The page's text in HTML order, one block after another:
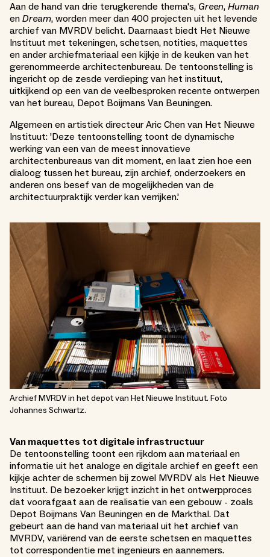
Aan de hand van drie terugkerende thema's, Green, Human
en Dream, worden meer dan 400 projecten uit het levende
archief van MVRDV belicht. Daarnaast biedt Het Nieuwe
Instituut met tekeningen, schetsen, notities, maquettes
en ander archiefmateriaal een kijkje in de keuken van het
gerenommeerde architectenbureau. De tentoonstelling is
ingericht op de zesde verdieping van het instituut,
uitkijkend op een van de veelbesproken recente ontwerpen
van het bureau, Depot Boijmans Van Beuningen.
Algemeen en artistiek directeur Aric Chen van Het Nieuwe
Instituut: 'Deze tentoonstelling toont de dynamische
werking van een van de meest innovatieve
architectenbureaus van dit moment, en laat zien hoe een
dialoog tussen het bureau, zijn archief, onderzoekers en
anderen ons besef van de mogelijkheden van de
architectuurpraktijk verder kan verrijken.'
Archief MVRDV in het depot van Het Nieuwe Instituut. Foto
Johannes Schwartz.
Van maquettes tot digitale infrastructuur
De tentoonstelling toont een rijkdom aan materiaal en
informatie uit het analoge en digitale archief en geeft een
kijkje achter de schermen bij zowel MVRDV als Het Nieuwe
Instituut. De bezoeker krijgt inzicht in het ontwerpproces
dat voorafgaat aan de realisatie van een gebouw - zoals
Depot Boijmans Van Beuningen en de Markthal. Dat
gebeurt aan de hand van materiaal uit het archief van
MVRDV, variërend van de eerste schetsen en maquettes
tot correspondentie met ingenieurs en aannemers.